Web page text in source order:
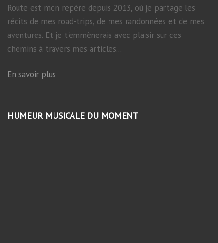
Route est mon repère depuis 2013, où je partage les
récits de mes road-trips, de mes randonnées et de mes
aventures. Et je t'emmènerais avec plaisir sur ces
chemins à travers mes articles...
En savoir plus
HUMEUR MUSICALE DU MOMENT